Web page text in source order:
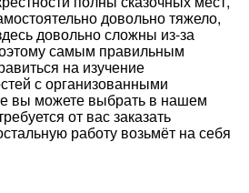
довольно тяжело,
довольно сложны из-за
самым правильным
на изучение
с организованными
вы можете выбрать в нашем
от вас заказать
работу возьмёт на себя